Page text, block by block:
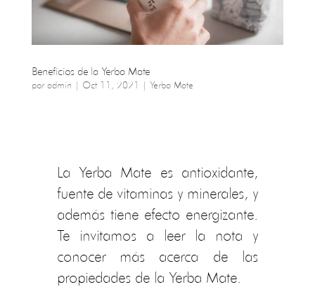
Beneficios de la Yerba Mate
por admin | Oct 11, 2021 | Yerba Mate
La Yerba Mate es antioxidante,
fuente de vitaminas y minerales, y
además tiene efecto energizante.
Te invitamos a leer la nota y
conocer más acerca de las
propiedades de la Yerba Mate.